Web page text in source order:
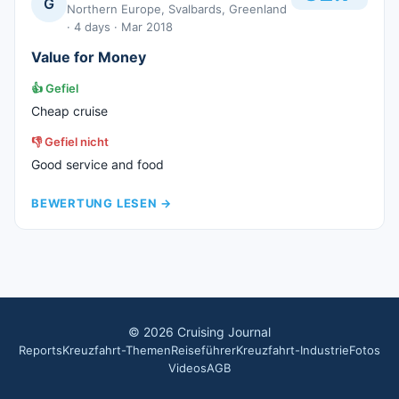
Northern Europe, Svalbards, Greenland
· 4 days · Mar 2018
Value for Money
👍Gefiel
Cheap cruise
👎Gefiel nicht
Good service and food
BEWERTUNG LESEN →
© 2026 Cruising Journal
ReportsKreuzfahrt-ThemenReiseführerKreuzfahrt-IndustrieFotos
VideosAGB